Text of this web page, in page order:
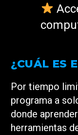
¿CUÁL ES
Por tiempo
programa a
donde
herramientas